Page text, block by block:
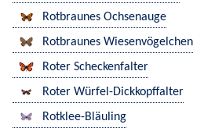
Rotbraunes Ochsenauge
Rotbraunes Wiesenvögelchen
Roter Scheckenfalter
Roter Würfel-Dickkopffalter
Rotklee-Bläuling